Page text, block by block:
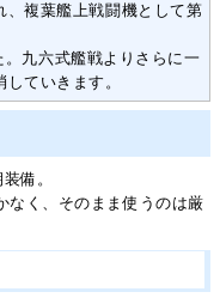
、複葉艦上戦闘機として第
九六式艦戦よりさらに一
ていきます。
備。
なく、そのまま使うのは厳